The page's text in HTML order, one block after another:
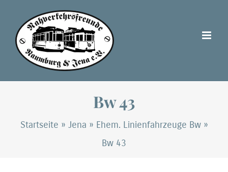
Inhalt
springen
Bw 43
Startseite » Jena » Ehem. Linienfahrzeuge Bw»
Bw 43